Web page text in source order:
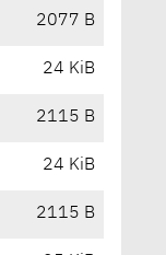
2077 B
24 KiB
2115 B
24 KiB
2115 B